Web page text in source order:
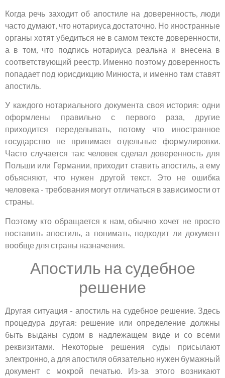
Когда речь заходит об апостиле на доверенность, люди
часто думают, что нотариуса достаточно. Но иностранные
органы хотят убедиться не в самом тексте доверенности,
а в том, что подпись нотариуса реальна и внесена в
соответствующий реестр. Именно поэтому доверенность
попадает под юрисдикцию Минюста, и именно там ставят
апостиль.
У каждого нотариального документа своя история: одни
оформлены правильно с первого раза, другие
приходится переделывать, потому что иностранное
государство не принимает отдельные формулировки.
Часто случается так: человек сделал доверенность для
Польши или Германии, приходит ставить апостиль, а ему
объясняют, что нужен другой текст. Это не ошибка
человека - требования могут отличаться в зависимости от
страны.
Поэтому кто обращается к нам, обычно хочет не просто
поставить апостиль, а понимать, подходит ли документ
вообще для страны назначения.
Апостиль на судебное
решение
Другая ситуация - апостиль на судебное решение. Здесь
процедура другая: решение или определение должны
быть выданы судом в надлежащем виде и со всеми
реквизитами. Некоторые решения суды присылают
электронно, а для апостиля обязательно нужен бумажный
документ с мокрой печатью. Из-за этого возникают